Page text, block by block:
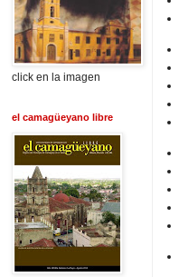
click en la imagen
el camagüeyano libre